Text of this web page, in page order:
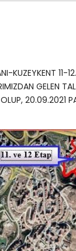
KUZEYKENT 11-
GELEN
20.09.2021